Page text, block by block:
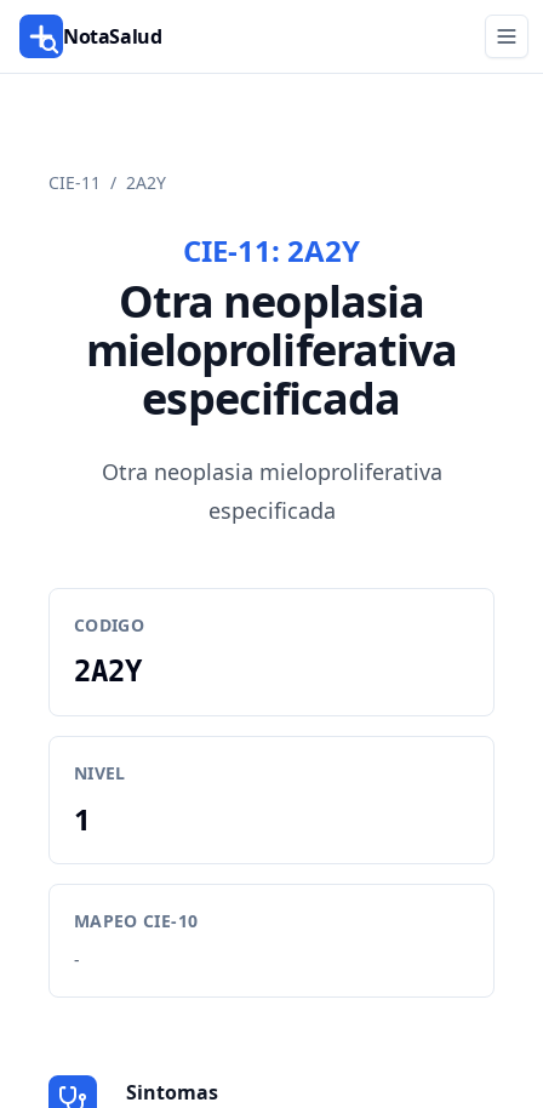
NotaSalud
CIE-11 / 2A2Y
CIE-11: 2A2Y
Otra neoplasia
mieloproliferativa
especificada
Otra neoplasia mieloproliferativa
especificada
CODIGO
2A2Y
NIVEL
1
MAPEO CIE-10
-
Sintomas